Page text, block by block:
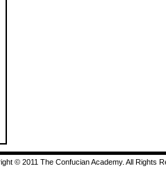
© 2011 The Confucian Academy. All Rights